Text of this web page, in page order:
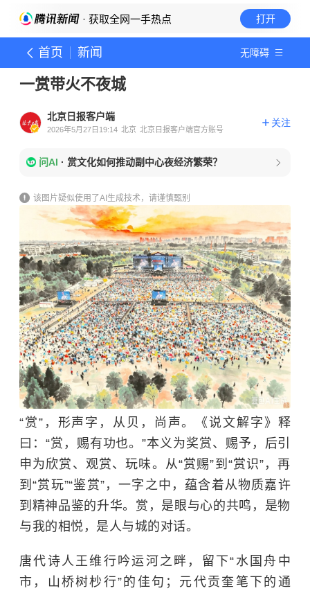
· 获取全网一手热点 打开
首页 新闻 无障碍
一赏带火不夜城
北京日报客户端
2026年5月27日19:14 北京 北京日报客户端官方账号
关注
问AI · 赏文化如何推动副中心夜经济繁荣？
该图片疑似使用了AI生成技术，请谨慎甄别
“赏”，形声字，从贝，尚声。《说文解字》释
曰：“赏，赐有功也。”本义为奖赏、赐予，后引
申为欣赏、观赏、玩味。从“赏赐”到“赏识”，再
到“赏玩”“鉴赏”，一字之中，蕴含着从物质嘉许
到精神品鉴的升华。赏，是眼与心的共鸣，是物
与我的相悦，是人与城的对话。
唐代诗人王维行吟运河之畔，留下“水国舟中
市，山桥树杪行”的佳句；元代贡奎笔下的通